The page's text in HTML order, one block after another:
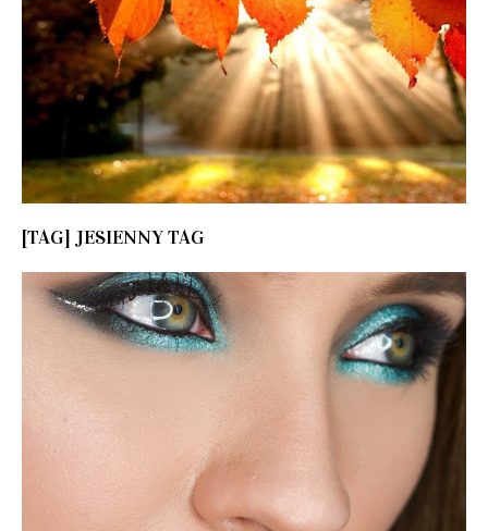
[TAG] JESIENNY TAG